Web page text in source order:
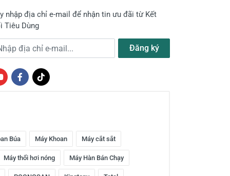
nhập địa chỉ e-mail để nhận tin ưu đãi từ Kết
Tiêu Dùng
chỉ e-mail Đăng ký
Búa Máy Khoan Máy cắt sắt
Máy thổi hơi nóng Máy Hàn Bán Chạy